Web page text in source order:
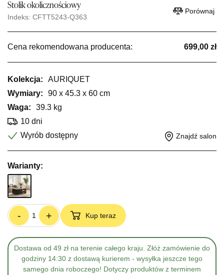
Stolik okolicznościowy
Indeks: CFTT5243-Q363
Porównaj
Cena rekomendowana producenta: 699,00 zł
Kolekcja:
AURIQUET
Wymiary:
90 x 45.3 x 60 cm
Waga:
39.3 kg
10 dni
Wyrób dostępny
Znajdź salon
Warianty:
- + Kup teraz
Dostawa od 49 zł na terenie całego kraju. Złóż zamówienie do
godziny 14:30 z dostawą kurierem - wysyłka jeszcze tego
samego dnia roboczego! Dotyczy produktów z terminem